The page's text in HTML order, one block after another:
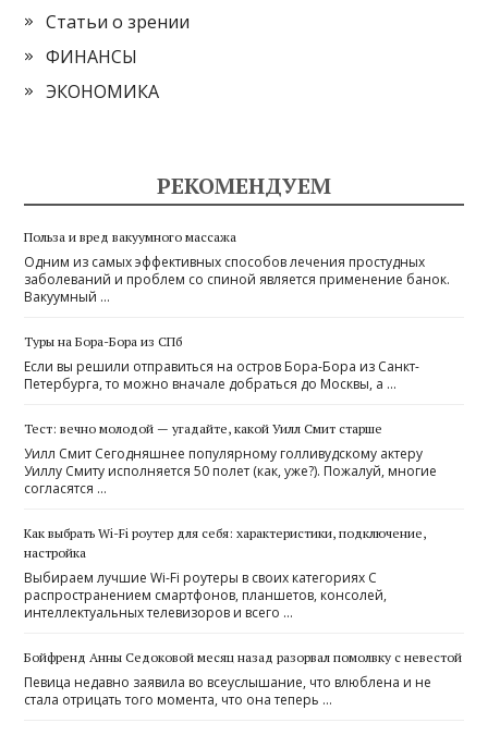
Статьи о зрении
ФИНАНСЫ
ЭКОНОМИКА
РЕКОМЕНДУЕМ
Польза и вред вакуумного массажа
Одним из самых эффективных способов лечения простудных
заболеваний и проблем со спиной является применение банок.
Вакуумный …
Туры на Бора-Бора из СПб
Если вы решили отправиться на остров Бора-Бора из Санкт-
Петербурга, то можно вначале добраться до Москвы, а …
Тест: вечно молодой — угадайте, какой Уилл Смит старше
Уилл Смит Сегодняшнее популярному голливудскому актеру
Уиллу Смиту исполняется 50 полет (как, уже?). Пожалуй, многие
согласятся …
Как выбрать Wi-Fi роутер для себя: характеристики, подключение,
настройка
Выбираем лучшие Wi-Fi роутеры в своих категориях С
распространением смартфонов, планшетов, консолей,
интеллектуальных телевизоров и всего …
Бойфренд Анны Седоковой месяц назад разорвал помолвку с невестой
Певица недавно заявила во всеуслышание, что влюблена и не
стала отрицать того момента, что она теперь …